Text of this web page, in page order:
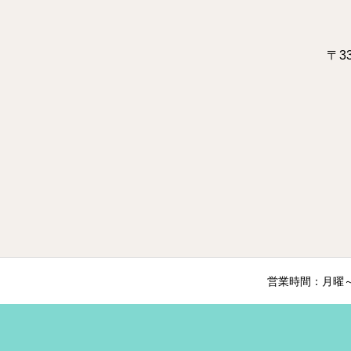
〒
営業時間：月曜